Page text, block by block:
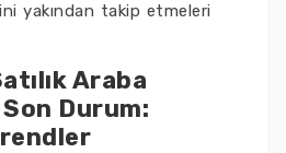
yakından takip etmeleri
Araba
Durum: